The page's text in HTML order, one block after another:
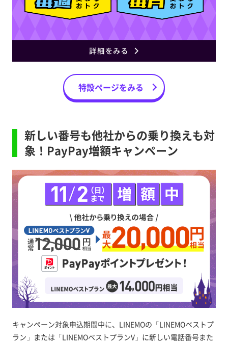
特設ページをみる
新しい番号も他社からの乗り換えも対
象！PayPay増額キャンペーン
キャンペーン対象申込期間中に、LINEMOの「LINEMOベストプ
ラン」または「LINEMOベストプランV」に新しい電話番号また